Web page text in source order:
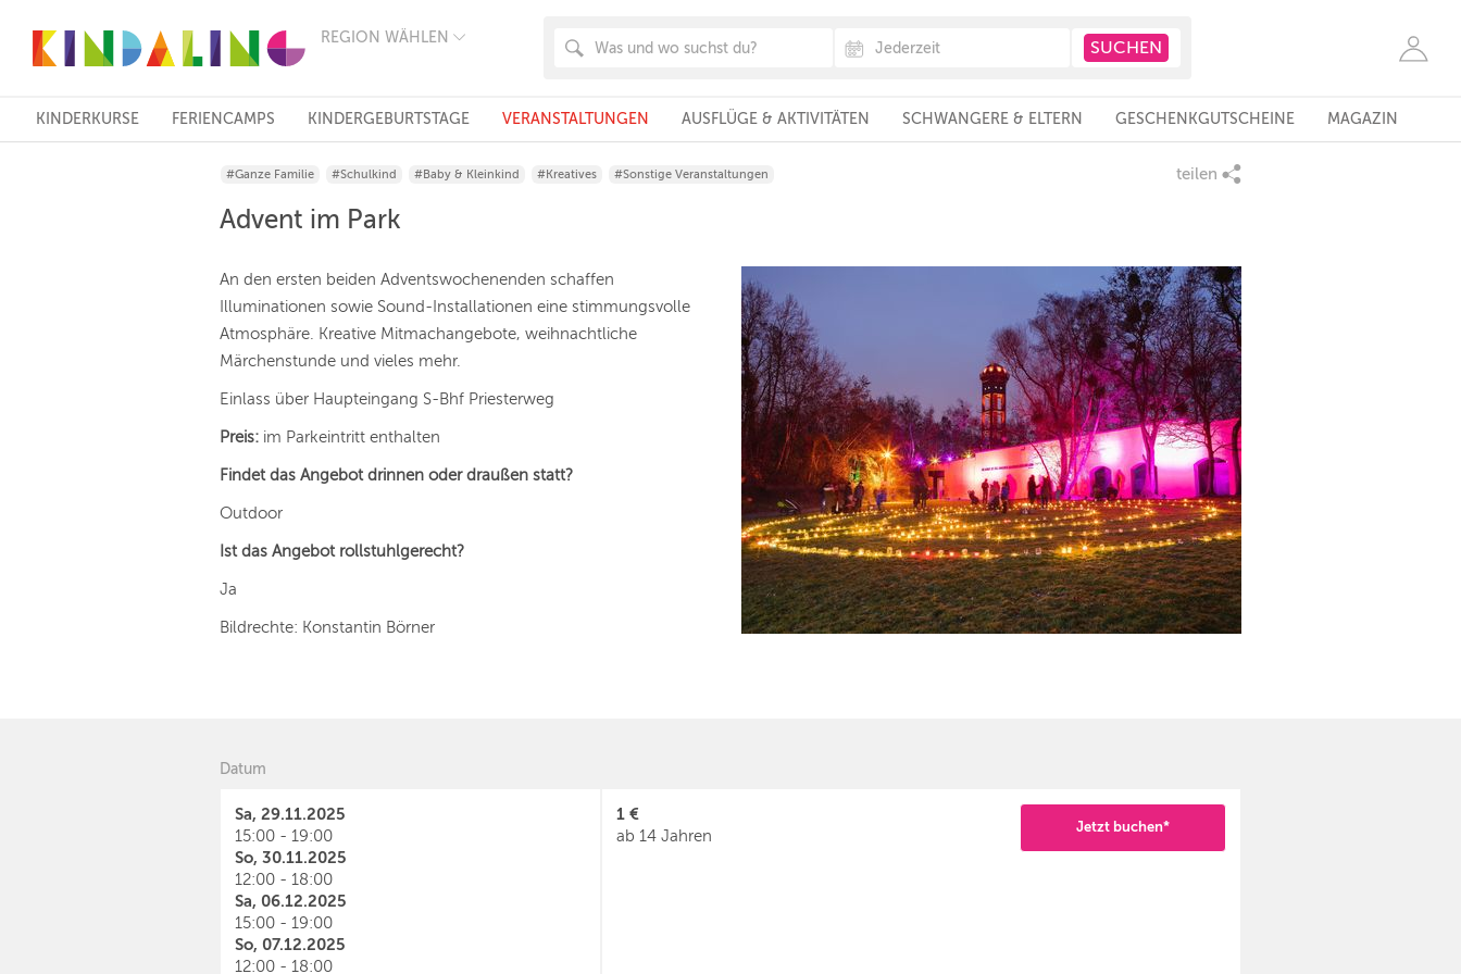
REGION WÄHLEN
FRANKFURT
KÖLN
STUTTGART
ESSEN
HANNOVER
DRESDEN
WIEN
ZÜRICH
ANDERE
KINDERKURSE FERIENCAMPS KINDERGEBURTSTAGE VERANSTALTUNGEN AUSFLÜGE & AKTIVITÄTEN SCHWANGERE & ELTERN GESCHENKGUTSCHEINE MAGAZIN
#Ganze Familie #Schulkind #Baby & Kleinkind #Kreatives #Sonstige Veranstaltungen teilen
Advent im Park
An den ersten beiden Adventswochenenden schaffen
Illuminationen sowie Sound-Installationen eine stimmungsvolle
Atmosphäre. Kreative Mitmachangebote, weihnachtliche
Märchenstunde und vieles mehr.
Einlass über Haupteingang S-Bhf Priesterweg
Preis: im Parkeintritt enthalten
Findet das Angebot drinnen oder draußen statt?
Outdoor
Ist das Angebot rollstuhlgerecht?
Ja
Bildrechte: Konstantin Börner
Datum
Sa, 29.11.2025
15:00 - 19:00
So, 30.11.2025
12:00 - 18:00
Sa, 06.12.2025
15:00 - 19:00
So, 07.12.2025
12:00 - 18:00
1 €
ab 14 Jahren
Jetzt buchen*